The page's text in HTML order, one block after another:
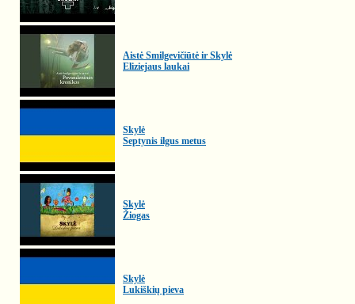
Aistė Smilgevičiūtė ir Skylė
Eliziejaus laukai
Skylė
Septynis ilgus metus
Skylė
Žiogas
Skylė
Lukiškių pieva